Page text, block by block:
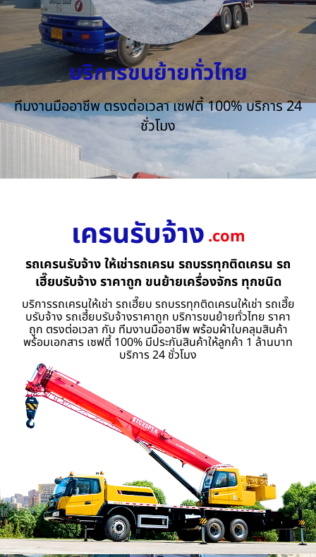
บริการขนย้ายทั่วไทย
ทีมงานมืออาชีพ ตรงต่อเวลา เซฟตี้ 100% บริการ 24
ชั่วโมง
เครนรับจ้าง .com
รถเครนรับจ้าง ให้เช่ารถเครน รถบรรทุกติดเครน รถ
เฮี๊ยบรับจ้าง ราคาถูก ขนย้ายเครื่องจักร ทุกชนิด
บริการรถเครนให้เช่า รถเฮี๊ยบ รถบรรทุกติดเครนให้เช่า รถเฮี๊ย
บรับจ้าง รถเฮี้ยบรับจ้างราคาถูก บริการขนย้ายทั่วไทย ราคา
ถูก ตรงต่อเวลา กับ ทีมงานมืออาชีพ พร้อมผ้าใบคลุมสินค้า
พร้อมเอกสาร เซฟตี้ 100% มีประกันสินค้าให้ลูกค้า 1 ล้านบาท
บริการ 24 ชั่วโมง